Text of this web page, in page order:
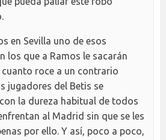
en Sevilla uno de esos
los que a Ramos le sacarán
cuanto roce a un contrario
jugadores del Betis se
la dureza habitual de todos
al Madrid sin que se les
por ello. Y así, poco a poco,